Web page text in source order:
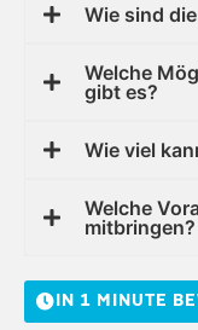
Wie sind
Welche
gibt es?
Wie viel
Welche
mitbringen?
IN 1 MINUTE